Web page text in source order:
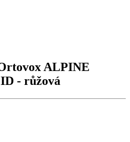
ALPINE
- růžová